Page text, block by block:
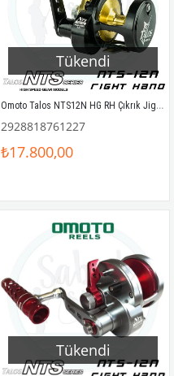
Tükendi
Omoto Talos NTS12N HG RH Çıkrık Jig Olta Makinesi (Sağ El)
2928818761227
₺17.800,00
Tükendi